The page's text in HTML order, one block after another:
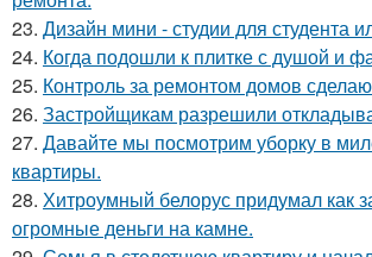
23. Дизайн мини - студии для студента
24. Когда подошли к плитке с душой и
25. Контроль за ремонтом домов
26. Застройщикам разрешили
27. Давайте мы посмотрим уборку в
квартиры.
28. Хитроумный белорус придумал как
огромные деньги на камне.